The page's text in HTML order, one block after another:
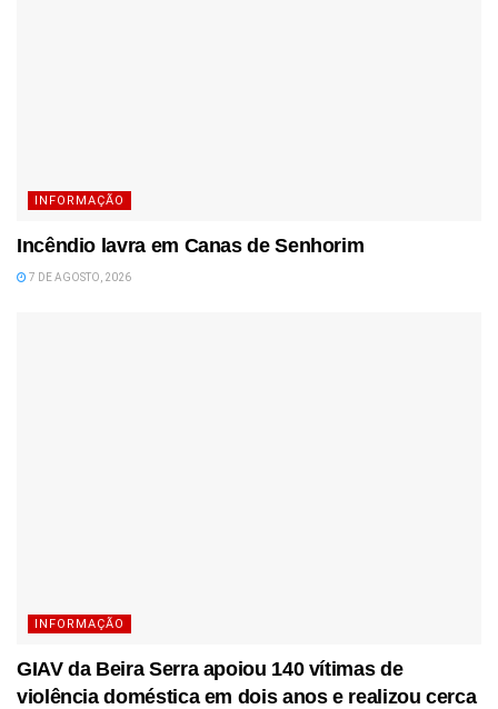
INFORMAÇÃO
Incêndio lavra em Canas de Senhorim
7 DE AGOSTO, 2026
INFORMAÇÃO
GIAV da Beira Serra apoiou 140 vítimas de
violência doméstica em dois anos e realizou cerca